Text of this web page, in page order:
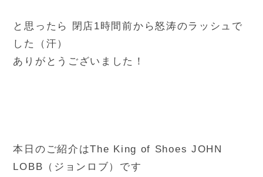
と思ったら 閉店1時間前から怒涛のラッシュで
した（汗）
ありがとうございました！
本日のご紹介はThe King of Shoes JOHN
LOBB（ジョンロブ）です